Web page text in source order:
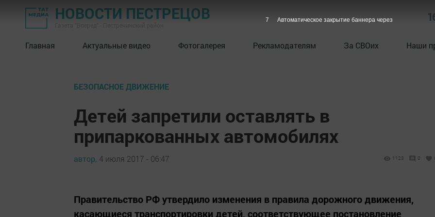
НОВОСТИ ПЕСТРЕЦОВ
Главная Актуальные видео Фотогалерея Рекламодателям За СВОих Наши
БЕЗОПАСНОЕ ДВИЖЕНИЕ
Детей запретили оставлять в
припаркованных автомобилях
автор, 4 июля 2017 - 06:47 1123 0
Правительство РФ утвердило изменения в правила дорожного движения,
касающиеся транспортировки детей, соответствующее постановление
6 Автоматическое закрытие баннера через